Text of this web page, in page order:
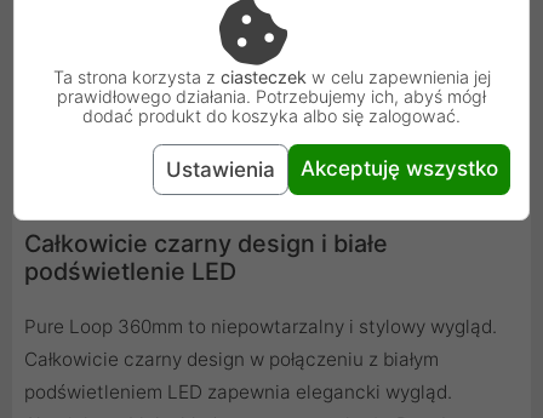
Wentylator Pure Wings 2 120 mm zapewnia bardzo cichą
pracę i wysoką wydajność chłodzenia. Dziewięć łopatek
zoptymalizowanych pod kątem przepływu powietrza
sprawia, że Pure Wings 2 jest idealnym wentylatorem do
aluminiowego radiatora Pure Loop.
Całkowicie czarny design i białe
podświetlenie LED
Pure Loop 360mm to niepowtarzalny i stylowy wygląd.
Całkowicie czarny design w połączeniu z białym
podświetleniem LED zapewnia elegancki wygląd.
Ta strona korzysta z ciasteczek w celu zapewnienia jej
prawidłowego działania. Potrzebujemy ich, abyś mógł
dodać produkt do koszyka albo się zalogować.
Ustawienia Akceptuję wszystko